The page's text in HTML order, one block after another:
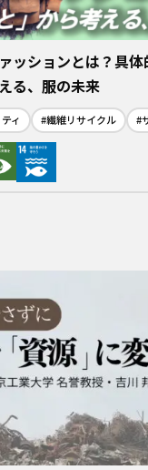
ッションとは？具
る、服の未来
ィ #繊維リサイクル #